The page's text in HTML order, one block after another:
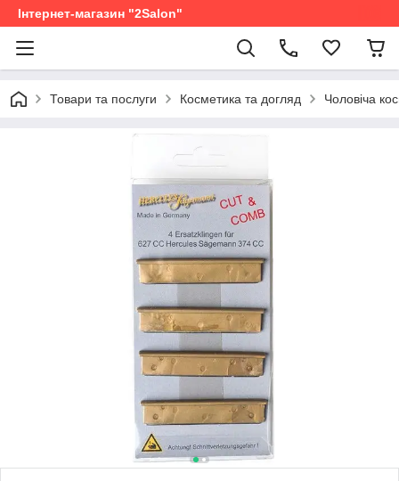
Інтернет-магазин "2Salon"
Товари та послуги Косметика та догляд Чоловіча